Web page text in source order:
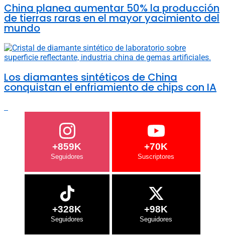
China planea aumentar 50% la producción
de tierras raras en el mayor yacimiento del
mundo
Los diamantes sintéticos de China
conquistan el enfriamiento de chips con IA
+859K +70K
+328K +98K